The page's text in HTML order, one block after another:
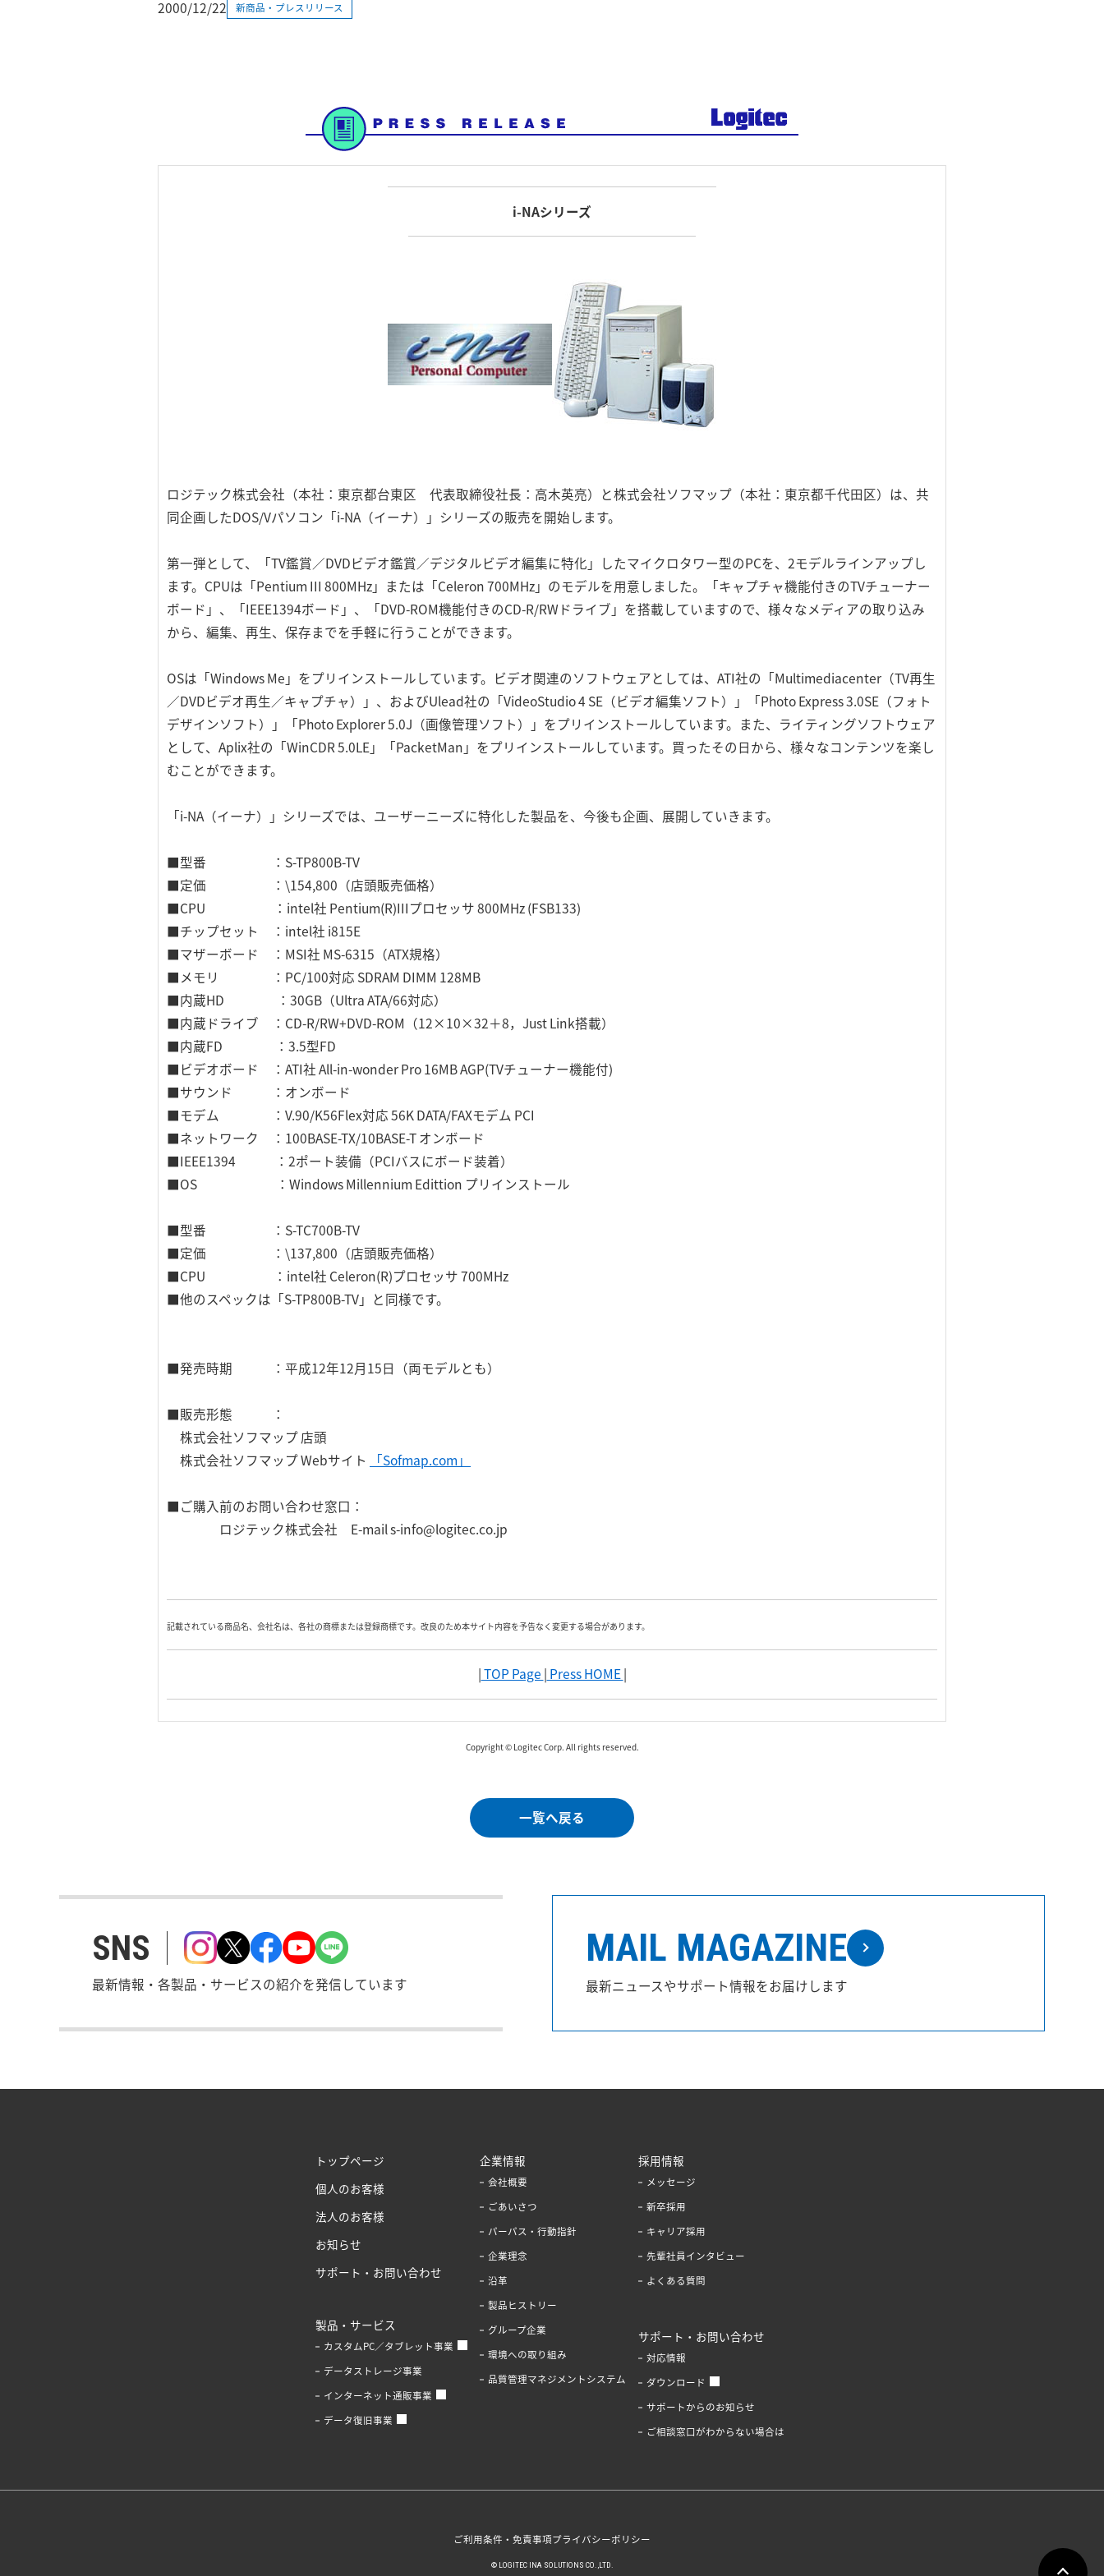
2000/12/22 新商品・プレスリリース
i-NAシリーズ
ロジテック株式会社（本社：東京都台東区 代表取締役社長：高木英亮）と株式会社ソフマップ（本社：東京都千代田区）は、共
同企画したDOS/Vパソコン「i-NA（イーナ）」シリーズの販売を開始します。
第一弾として、「TV鑑賞／DVDビデオ鑑賞／デジタルビデオ編集に特化」したマイクロタワー型のPCを、2モデルラインアップし
ます。CPUは「Pentium III 800MHz」または「Celeron 700MHz」のモデルを用意しました。「キャプチャ機能付きのTVチューナー
ボード」、「IEEE1394ボード」、「DVD-ROM機能付きのCD-R/RWドライブ」を搭載していますので、様々なメディアの取り込み
から、編集、再生、保存までを手軽に行うことができます。
OSは「Windows Me」をプリインストールしています。ビデオ関連のソフトウェアとしては、ATI社の「Multimediacenter（TV再生
／DVDビデオ再生／キャプチャ）」、およびUlead社の「VideoStudio 4 SE（ビデオ編集ソフト）」「Photo Express 3.0SE（フォト
デザインソフト）」「Photo Explorer 5.0J（画像管理ソフト）」をプリインストールしています。また、ライティングソフトウェア
として、Aplix社の「WinCDR 5.0LE」「PacketMan」をプリインストールしています。買ったその日から、様々なコンテンツを楽し
むことができます。
「i-NA（イーナ）」シリーズでは、ユーザーニーズに特化した製品を、今後も企画、展開していきます。
■型番 ：S-TP800B-TV
■定価 ：\154,800（店頭販売価格）
■CPU ：intel社 Pentium(R)IIIプロセッサ 800MHz (FSB133)
■チップセット ：intel社 i815E
■マザーボード ：MSI社 MS-6315（ATX規格）
■メモリ ：PC/100対応 SDRAM DIMM 128MB
■内蔵HD ：30GB（Ultra ATA/66対応）
■内蔵ドライブ ：CD-R/RW+DVD-ROM（12×10×32＋8，Just Link搭載）
■内蔵FD ：3.5型FD
■ビデオボード ：ATI社 All-in-wonder Pro 16MB AGP(TVチューナー機能付)
■サウンド ：オンボード
■モデム ：V.90/K56Flex対応 56K DATA/FAXモデム PCI
■ネットワーク ：100BASE-TX/10BASE-T オンボード
■IEEE1394 ：2ポート装備（PCIバスにボード装着）
■OS ：Windows Millennium Edittion プリインストール
■型番 ：S-TC700B-TV
■定価 ：\137,800（店頭販売価格）
■CPU ：intel社 Celeron(R)プロセッサ 700MHz
■他のスペックは「S-TP800B-TV」と同様です。
■発売時期 ：平成12年12月15日（両モデルとも）
■販売形態 ：
株式会社ソフマップ 店頭
株式会社ソフマップ Webサイト
「Sofmap.com」
■ご購入前のお問い合わせ窓口：
ロジテック株式会社 E-mail s-info@logitec.co.jp
記載されている商品名、会社名は、各社の商標または登録商標です。改良のため本サイト内容を予告なく変更する場合があります。
|TOP Page | Press HOME|
Copyright © Logitec Corp. All rights reserved.
一覧へ戻る
SNS
最新情報・各製品・サービスの紹介を発信しています
MAIL MAGAZINE
最新ニュースやサポート情報をお届けします
トップページ
個人のお客様
法人のお客様
お知らせ
サポート・お問い合わせ
製品・サービス
カスタムPC／タブレット事業
データストレージ事業
インターネット通販事業
データ復旧事業
企業情報
会社概要
ごあいさつ
パーパス・行動指針
企業理念
沿革
製品ヒストリー
グループ企業
環境への取り組み
品質管理マネジメントシステム
採用情報
メッセージ
新卒採用
キャリア採用
先輩社員インタビュー
よくある質問
サポート・お問い合わせ
対応情報
ダウンロード
サポートからのお知らせ
ご相談窓口がわからない場合は
ご利用条件・免責事項プライバシーポリシー
© LOGITEC INA SOLUTIONS CO.,LTD.